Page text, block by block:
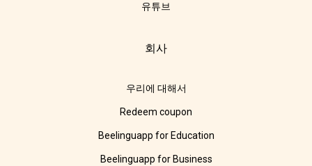
유튜브
회사
우리에 대해서
Redeem coupon
Beelinguapp for Education
Beelinguapp for Business